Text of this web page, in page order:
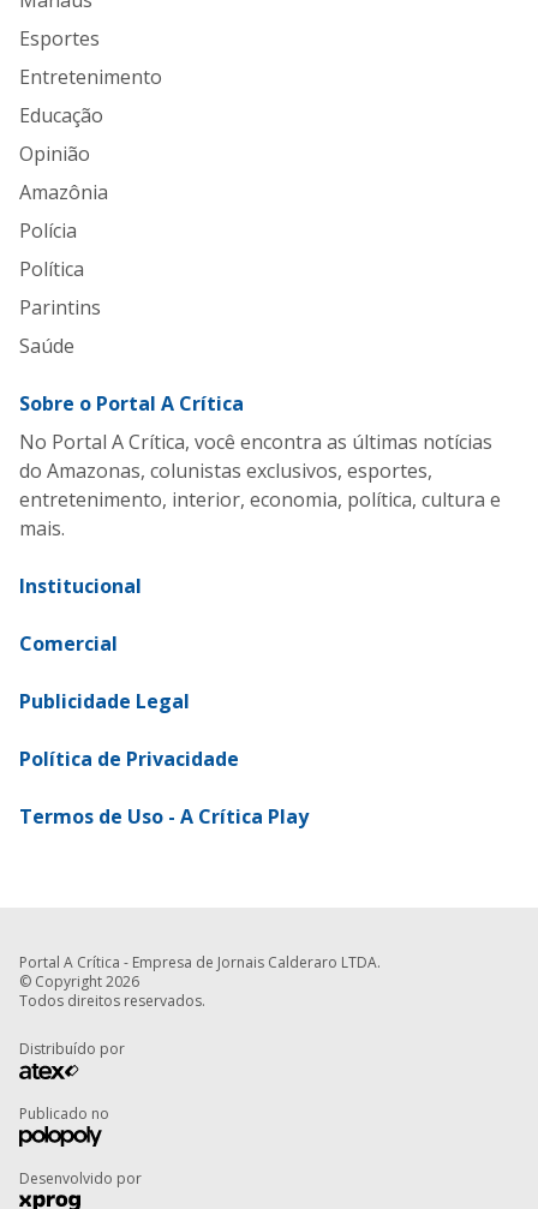
Esportes
Entretenimento
Educação
Opinião
Amazônia
Polícia
Política
Parintins
Saúde
Sobre o Portal A Crítica
No Portal A Crítica, você encontra as últimas notícias
do Amazonas, colunistas exclusivos, esportes,
entretenimento, interior, economia, política, cultura e
mais.
Institucional
Comercial
Publicidade Legal
Política de Privacidade
Termos de Uso - A Crítica Play
Portal A Crítica - Empresa de Jornais Calderaro LTDA.
© Copyright 2026
Todos direitos reservados.
Distribuído por
Publicado no
Desenvolvido por